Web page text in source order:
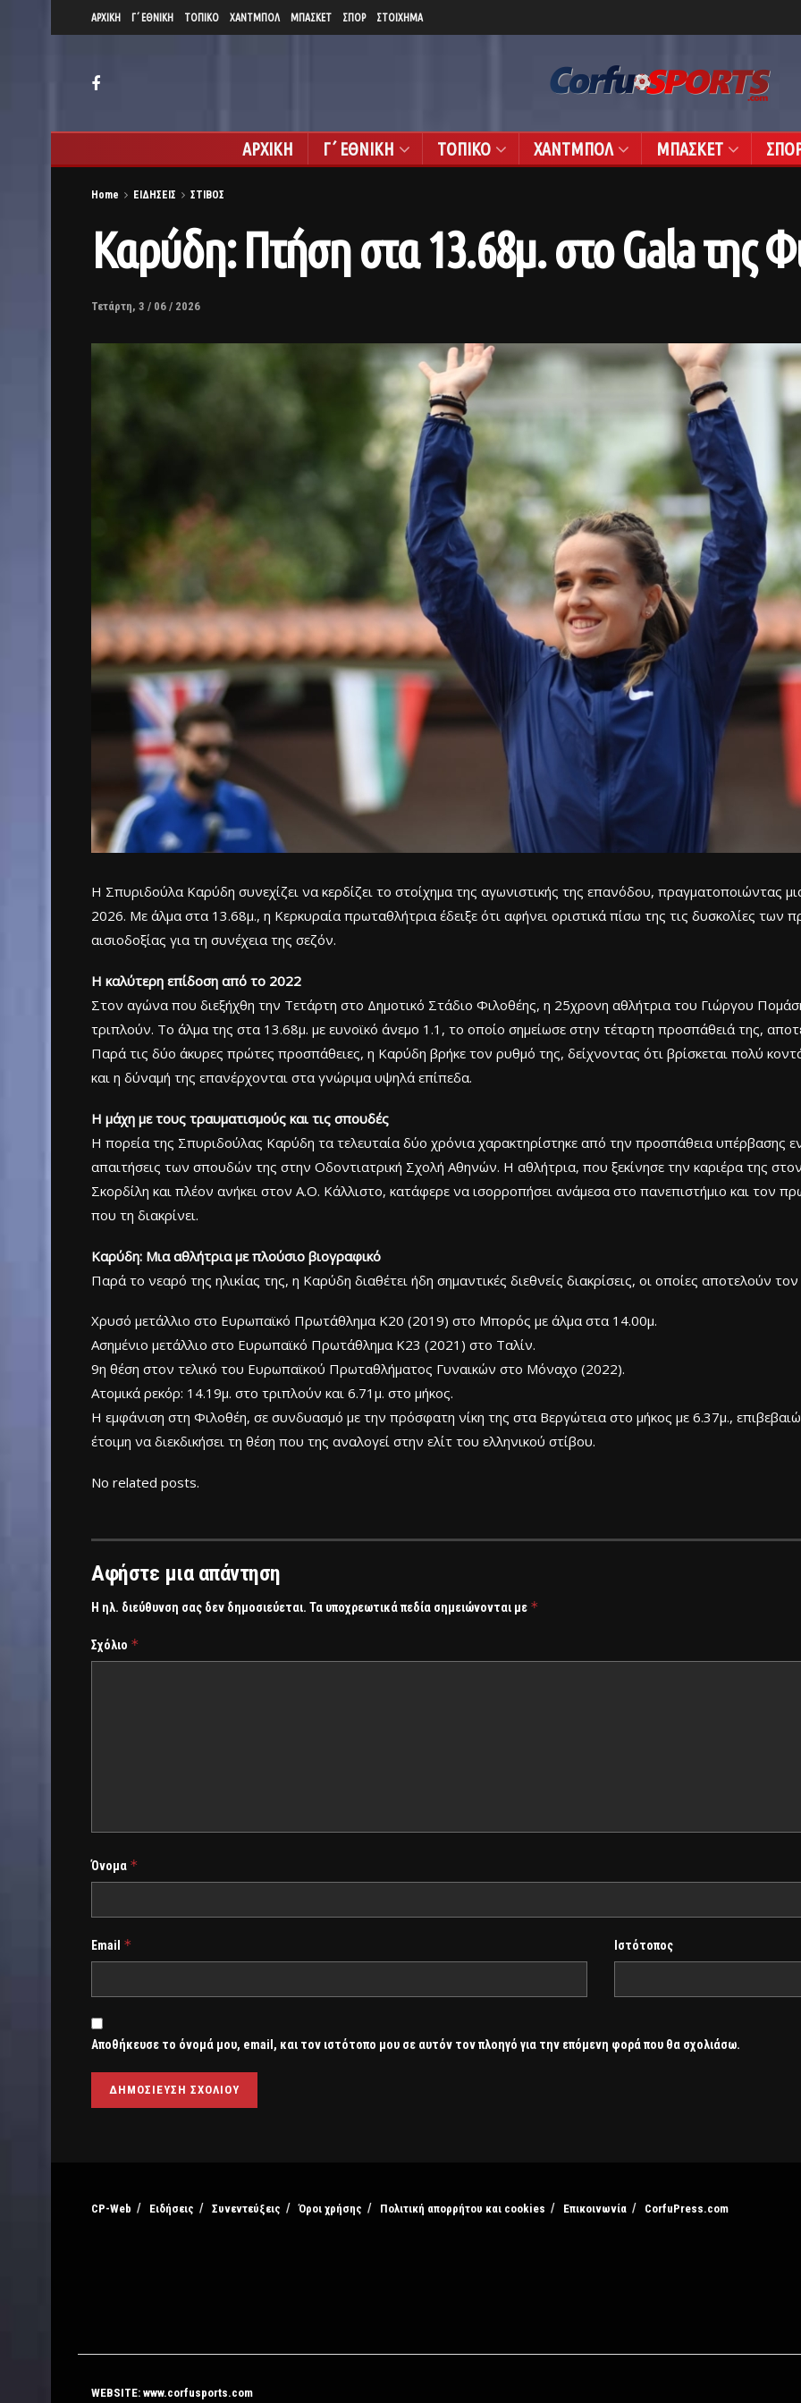
ΑΡΧΙΚΗ Γ΄ ΕΘΝΙΚΗ ΤΟΠΙΚΟ ΧΑΝΤΜΠΟΛ ΜΠΑΣΚΕΤ ΣΠΟΡ ΣΤΟΙΧΗΜΑ
ΑΡΧΙΚΗ Γ΄ ΕΘΝΙΚΗ ΤΟΠΙΚΟ ΧΑΝΤΜΠΟΛ ΜΠΑΣΚΕΤ
Home ΕΙΔΗΣΕΙΣ ΣΤΙΒΟΣ
Καρύδη: Πτήση στα 13.68μ. στo Gala της
Τετάρτη, 3 / 06 / 2026
Η Σπυριδούλα Καρύδη συνεχίζει να κερδίζει το στοίχημα της αγωνιστικής της επανόδου, πραγματοποιώντας
2026. Με άλμα στα 13.68μ., η Κερκυραία πρωταθλήτρια έδειξε ότι αφήνει οριστικά πίσω της τις δυσκολίες
αισιοδοξίας για τη συνέχεια της σεζόν.
Η καλύτερη επίδοση από το 2022
Στον αγώνα που διεξήχθη την Τετάρτη στο Δημοτικό Στάδιο Φιλοθέης, η 25χρονη αθλήτρια του Γιώργου
τριπλούν. Το άλμα της στα 13.68μ. με ευνοϊκό άνεμο 1.1, το οποίο σημείωσε στην τέταρτη προσπάθειά της,
Παρά τις δύο άκυρες πρώτες προσπάθειες, η Καρύδη βρήκε τον ρυθμό της, δείχνοντας ότι βρίσκεται πολύ
και η δύναμή της επανέρχονται στα γνώριμα υψηλά επίπεδα.
Η μάχη με τους τραυματισμούς και τις σπουδές
Η πορεία της Σπυριδούλας Καρύδη τα τελευταία δύο χρόνια χαρακτηρίστηκε από την προσπάθεια υπέρβασης
απαιτήσεις των σπουδών της στην Οδοντιατρική Σχολή Αθηνών. Η αθλήτρια, που ξεκίνησε την καριέρα της
Σκορδίλη και πλέον ανήκει στον Α.Ο. Κάλλιστο, κατάφερε να ισορροπήσει ανάμεσα στο πανεπιστήμιο και τον
που τη διακρίνει.
Καρύδη: Μια αθλήτρια με πλούσιο βιογραφικό
Παρά το νεαρό της ηλικίας της, η Καρύδη διαθέτει ήδη σημαντικές διεθνείς διακρίσεις, οι οποίες αποτελούν
Χρυσό μετάλλιο στο Ευρωπαϊκό Πρωτάθλημα Κ20 (2019) στο Μπορός με άλμα στα 14.00μ.
Ασημένιο μετάλλιο στο Ευρωπαϊκό Πρωτάθλημα Κ23 (2021) στο Ταλίν.
9η θέση στον τελικό του Ευρωπαϊκού Πρωταθλήματος Γυναικών στο Μόναχο (2022).
Ατομικά ρεκόρ: 14.19μ. στο τριπλούν και 6.71μ. στο μήκος.
Η εμφάνιση στη Φιλοθέη, σε συνδυασμό με την πρόσφατη νίκη της στα Βεργώτεια στο μήκος με 6.37μ.,
έτοιμη να διεκδικήσει τη θέση που της αναλογεί στην ελίτ του ελληνικού στίβου.
No related posts.
Αφήστε μια απάντηση
Η ηλ. διεύθυνση σας δεν δημοσιεύεται. Τα υποχρεωτικά πεδία σημειώνονται με *
Σχόλιο *
Όνομα *
Email * Ιστότοπος
Αποθήκευσε το όνομά μου, email, και τον ιστότοπο μου σε αυτόν τον πλοηγό για την επόμενη φορά που θα σχολιάσω.
CP-Web Ειδήσεις Συνεντεύξεις Όροι χρήσης Πολιτική απορρήτου και cookies Επικοινωνία CorfuPress.com
WEBSITE: www.corfusports.com